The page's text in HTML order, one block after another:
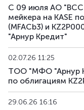
С 09 июля АО
мейкера на KASE
(MFACb3) и
"Арнур Кредит"
02.07.26 11:25
ТОО "МФО "Арнур
по облигациям
29.06.26 16:16